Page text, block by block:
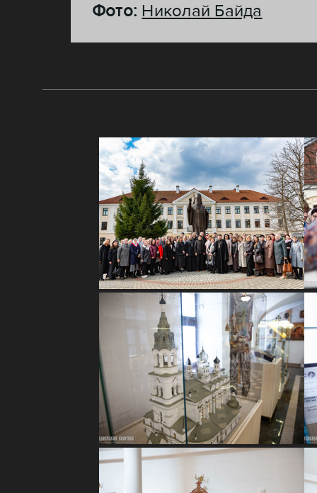
Фото: Николай Байда